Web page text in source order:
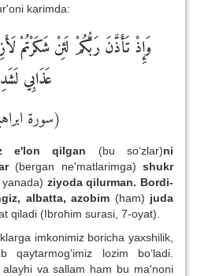
karimda:
وَإِذْ تَأَذَّنَ رَبُّكُمْ لَئِنْ شَكَرْتُمْ
عَذَابِي
(سورة
e'lon qilgan (bu so‘zlar)ni
(bergan ne'matlarimga) shukr
ziyoda qilurman. Bordi-
albatta, azobim (ham) juda
qiladi (Ibrohim surasi, 7-oyat).
imkonimiz boricha yaxshilik,
lozim bo‘ladi.
alayhi va sallam ham bu ma'noni